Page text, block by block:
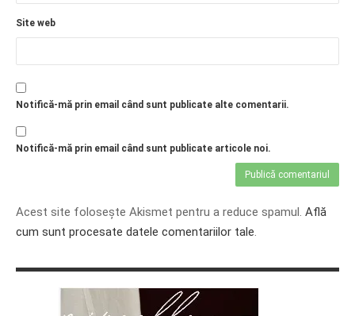
Site web
Notifică-mă prin email când sunt publicate alte comentarii.
Notifică-mă prin email când sunt publicate articole noi.
Acest site folosește Akismet pentru a reduce spamul. Află
cum sunt procesate datele comentariilor tale.